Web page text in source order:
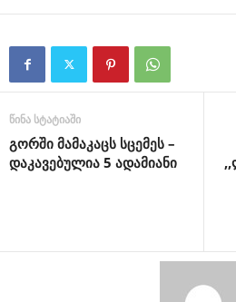
წინა სტატიაში
გორში მამაკაცს სცემეს –
დაკავებულია 5 ადამიანი